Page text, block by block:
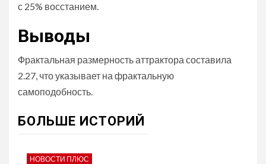
с 25% восстанием.
Выводы
Фрактальная размерность аттрактора составила
2.27, что указывает на фрактальную
самоподобность.
БОЛЬШЕ ИСТОРИЙ
НОВОСТИ ПЛЮС